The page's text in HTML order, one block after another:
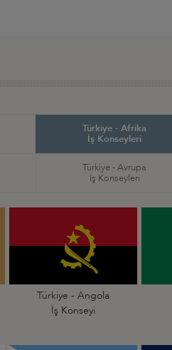
Türkiye - Afrika
İş Konseyleri
Türkiye - Avrupa
İş Konseyleri
Türkiye - Angola
İş Konseyi